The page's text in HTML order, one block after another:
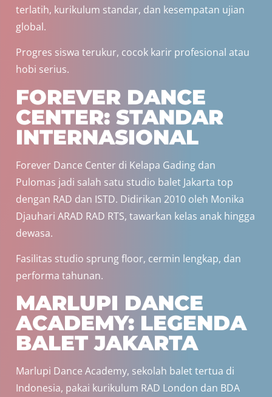
terlatih, kurikulum standar, dan kesempatan ujian
global.
Progres siswa terukur, cocok karir profesional atau
hobi serius.
FOREVER DANCE
CENTER: STANDAR
INTERNASIONAL
Forever Dance Center di Kelapa Gading dan
Pulomas jadi salah satu studio balet Jakarta top
dengan RAD dan ISTD. Didirikan 2010 oleh Monika
Djauhari ARAD RAD RTS, tawarkan kelas anak hingga
dewasa.
Fasilitas studio sprung floor, cermin lengkap, dan
performa tahunan.
MARLUPI DANCE
ACADEMY: LEGENDA
BALET JAKARTA
Marlupi Dance Academy, sekolah balet tertua di
Indonesia, pakai kurikulum RAD London dan BDA